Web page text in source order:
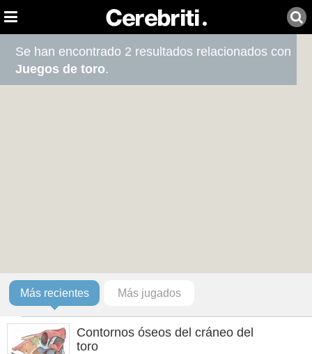
Se han encontrado 2 resultados relacionados con
Juegos de toro.
Más recientes Más jugados
Contornos óseos del cráneo del
toro